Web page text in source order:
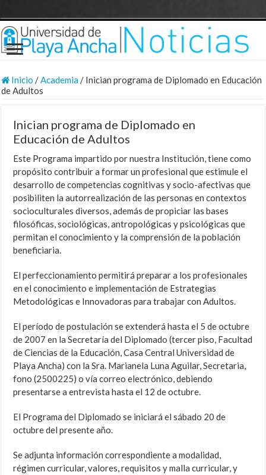
Inicio /Academia/ Inician programa de Diplomado en Educación
de Adultos
Inician programa de Diplomado en
Educación de Adultos
Este Programa impartido por nuestra Institución, tiene como
propósito contribuir a formar un profesional que estimule el
desarrollo de competencias cognitivas y socio-afectivas que
posibiliten la autorrealización de las personas en contextos
socioculturales diversos, además de propiciar las bases
filosóficas, sociológicas, antropológicas y psicológicas que
permitan el conocimiento y la comprensión de la población
beneficiaria.
El perfeccionamiento permitirá preparar a los profesionales
en el conocimiento e implementación de Estrategias
Metodológicas e Innovadoras para trabajar con Adultos.
El período de postulación se extenderá hasta el 5 de octubre
de 2007 en la Secretaría del Diplomado (tercer piso, Facultad
de Ciencias de la Educación, Casa Central Universidad de
Playa Ancha) con la Sra. Marianela Luna Aguilar, Secretaria,
fono (2500225) o vía correo electrónico, debiendo
presentarse a entrevista hasta el 12 de octubre.
El Programa del Diplomado se iniciará el sábado 20 de
octubre del presente año.
Se adjunta información correspondiente a modalidad,
régimen curricular, valores, requisitos y malla curricular, y